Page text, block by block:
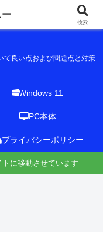
て良い点および問題点と対策
Windows 11
PC本体
プライバシーポリシー
に移動させています
検索